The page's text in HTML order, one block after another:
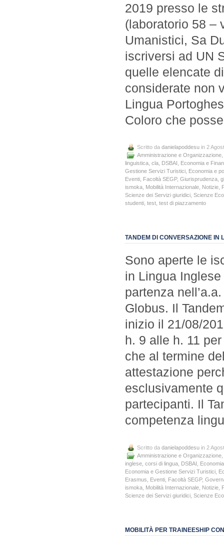
2019 presso le
(laboratorio 58 –
Umanistici, Sa
iscriversi ad UN
quelle elencate
considerate non
Lingua
Coloro che
Scritto da danielapoddesu in 2
Amministrazione e Organizzazione,
linguistica, cla, DSBAI , Economia e
Gestione Servizi Turistici, Economia e
Eventi, Facoltà SEGP, Giurisprudenza,
ismoka, Mobilità Internazionale, Notizie,
Scienze dei Servizi giuridici, Scienze
studenti, test, test di piazzamento
TANDEM DI CONVERSAZIONE IN
Sono aperte le
in Lingua
partenza
Globus. Il
inizio il 21/08/
h. 9 alle h. 11
che al termine
attestazione
esclusivamente
partecipanti. Il
competenza
Scritto da danielapoddesu in 2
Amministrazione e Organizzazione
inglese corsi di lingua DSBAI
Economia e Gestione Servizi Turistici
Erasmus
Eventi Facoltà SEGP,
ismoka
Mobilità Internazionale Notizie
Scienze dei Servizi giuridici Scienze
MOBILITÀ PER TRAINEESHIP